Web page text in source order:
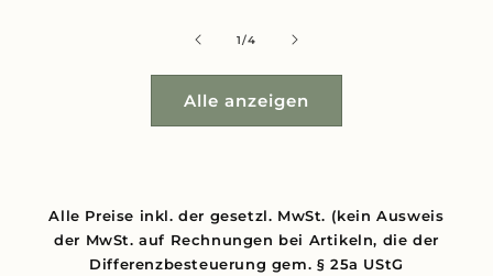
1/von
4
Alle anzeigen
Alle Preise inkl. der gesetzl. MwSt. (kein Ausweis
der MwSt. auf Rechnungen bei Artikeln, die der
Differenzbesteuerung gem. § 25a UStG